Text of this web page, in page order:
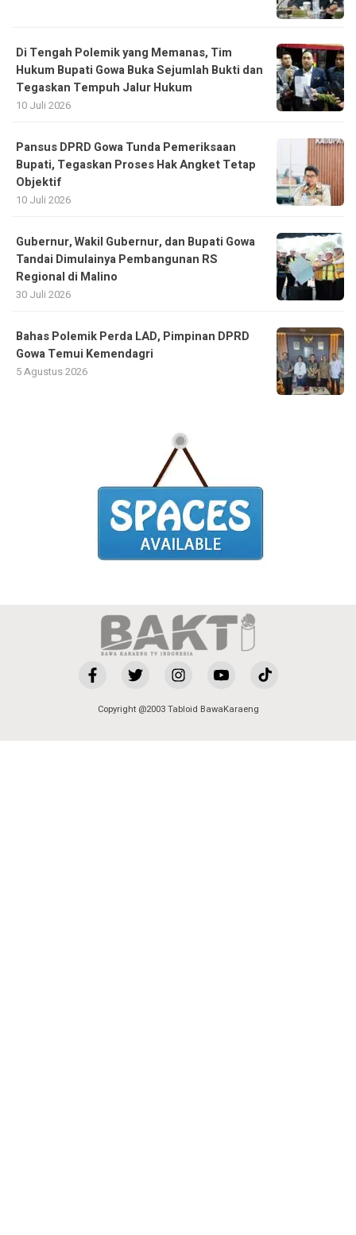
Di Tengah Polemik yang Memanas, Tim
Hukum Bupati Gowa Buka Sejumlah Bukti dan
Tegaskan Tempuh Jalur Hukum
10 Juli 2026
Pansus DPRD Gowa Tunda Pemeriksaan
Bupati, Tegaskan Proses Hak Angket Tetap
Objektif
10 Juli 2026
Gubernur, Wakil Gubernur, dan Bupati Gowa
Tandai Dimulainya Pembangunan RS
Regional di Malino
30 Juli 2026
Bahas Polemik Perda LAD, Pimpinan DPRD
Gowa Temui Kemendagri
5 Agustus 2026
Copyright @2003 Tabloid BawaKaraeng